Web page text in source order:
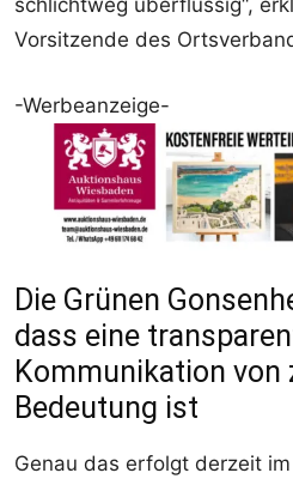
schlichtweg überflüssig“,
Vorsitzende des
-Werbeanzeige-
Die Grünen
dass eine
Kommunikation von
Bedeutung ist
Genau das erfolgt derzeit